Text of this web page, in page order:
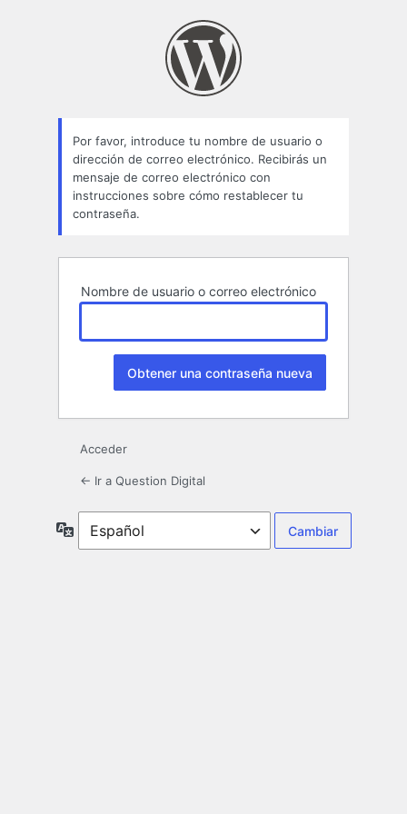
Por favor, introduce tu nombre de usuario o
dirección de correo electrónico. Recibirás un
mensaje de correo electrónico con
instrucciones sobre cómo restablecer tu
contraseña.
Nombre de usuario o correo electrónico
Acceder
← Ir a Question Digital
Idioma